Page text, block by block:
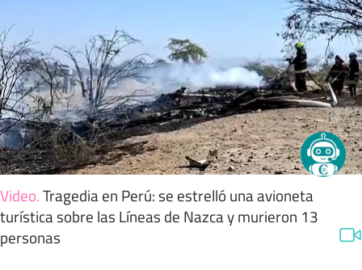
Video.Tragedia en Perú: se estrelló una avioneta
turística sobre las Líneas de Nazca y murieron 13
personas